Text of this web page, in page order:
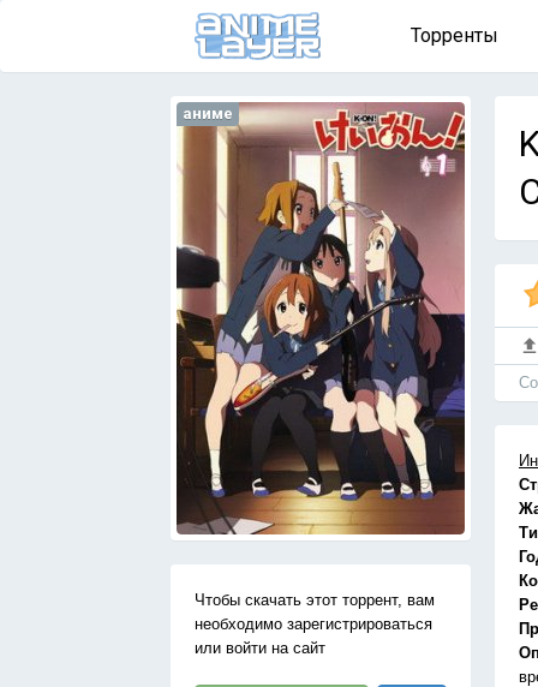
Торренты
аниме
Чтобы скачать этот торрент, вам
необходимо зарегистрироваться
или войти на сайт